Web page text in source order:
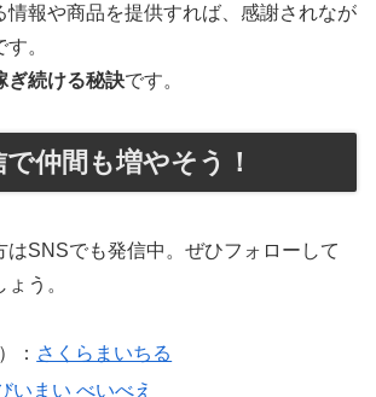
情報や商品を提供すれば、感謝されなが
。
ぎ続ける秘訣です。
で仲間も増やそう！
はSNSでも発信中。ぜひフォローして
う。
： さくらまいちる
いまい べいべえ